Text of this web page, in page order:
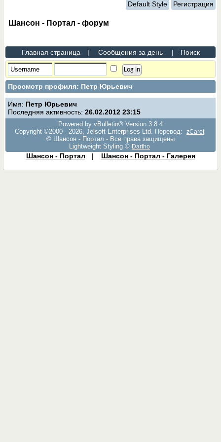
Default Style Регистрация
Шансон - Портал - форум
Главная страница | Сообщения за день | Поиск
Просмотр профиля: Петр Юрьевич
Имя: Петр Юрьевич
Последняя активность: 26.02.201223:15
Powered by vBulletin® Version 3.8.4
Copyright ©2000 - 2026, Jelsoft Enterprises Ltd. Перевод:
zCarot
© Шансон - Портал - Все права защищены
Lightweight Styling © Dartho
Шансон - Портал | Шансон - Портал - Галерея